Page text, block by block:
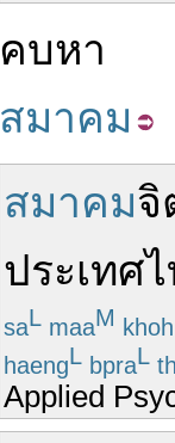
คบหา
สมาคม
สมาคมจิ
ประเทศ
saL maaM
haengL bpraL
Applied